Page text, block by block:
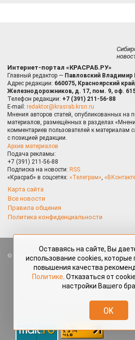
Интернет-портал «КРАСРАБ.РУ»
Главный редактор — Павловский Владимир
Адрес редакции: 660075, Красноярский
Железнодорожников, д. 17, пом. 9, оф.
Телефон редакции: +7 (391) 211-56-88
E-mail: redaktor@krasrab.krsn.ru
Мнения авторов статей, опубликованных на
материалов, размещённых в разделах
комментариев пользователей к материалам
с позицией редакции.
Архив материалов
Подача рекламы:
+7 (391) 211-56-88
Подписка на новости: RSS
«Красраб» в соцсетях: «Телеграм»,
Карта сайта
Все новости
Правила общения
Политика конфиденциальности
Все права защищены. Любые материалы,
«Красраб.ру» сотрудниками редакции,
и читателями, являются объектами
частичное использование материалов,
«Красраб.ру», допускается только с
redaktor@krasrab.krsn.ru.
Оставаясь на сайте, Вы
использование cookies,
повышения качества
Политике . Отказаться от
настройки Вашего
OK